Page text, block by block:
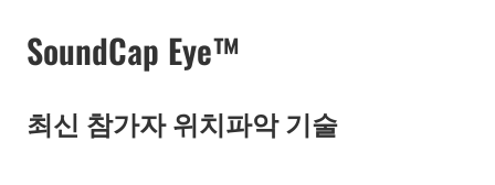
SoundCap Eye™
최신 참가자 위치파악 기술